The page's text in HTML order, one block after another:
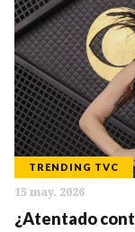
TRENDING TVC
15 may. 2026
¿Atentado